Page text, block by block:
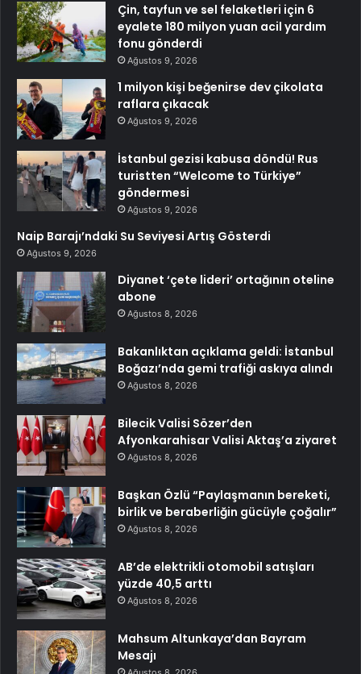
Çin, tayfun ve sel felaketleri için 6
eyalete 180 milyon yuan acil yardım
fonu gönderdi
Ağustos 9, 2026
1 milyon kişi beğenirse dev çikolata
raflara çıkacak
Ağustos 9, 2026
İstanbul gezisi kabusa döndü! Rus
turistten “Welcome to Türkiye”
göndermesi
Ağustos 9, 2026
Naip Barajı’ndaki Su Seviyesi Artış Gösterdi
Ağustos 9, 2026
Diyanet ‘çete lideri’ ortağının oteline
abone
Ağustos 8, 2026
Bakanlıktan açıklama geldi: İstanbul
Boğazı’nda gemi trafiği askıya alındı
Ağustos 8, 2026
Bilecik Valisi Sözer’den
Afyonkarahisar Valisi Aktaş’a ziyaret
Ağustos 8, 2026
Başkan Özlü “Paylaşmanın bereketi,
birlik ve beraberliğin gücüyle çoğalır”
Ağustos 8, 2026
AB’de elektrikli otomobil satışları
yüzde 40,5 arttı
Ağustos 8, 2026
Mahsum Altunkaya’dan Bayram
Mesajı